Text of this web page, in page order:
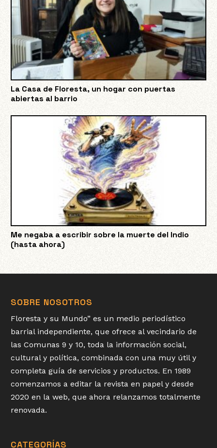
La Casa de Floresta, un hogar con puertas
abiertas al barrio
Me negaba a escribir sobre la muerte del Indio
(hasta ahora)
SOBRE NOSOTROS
Floresta y su Mundo” es un medio periodístico
barrial independiente, que ofrece al vecindario de
las Comunas 9 y 10, toda la información social,
cultural y política, combinada con una muy útil y
completa guía de servicios y productos. En 1989
comenzamos a editar la revista en papel y desde
2020 en la web, que ahora relanzamos totalmente
renovada.
CATEGORÍAS